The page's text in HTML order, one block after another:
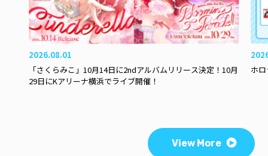
2026.08.01
「さくらみこ」10月14日に2ndアルバムリリース決定！10月
29日にKアリーナ横浜でライブ開催！
ホ
View More